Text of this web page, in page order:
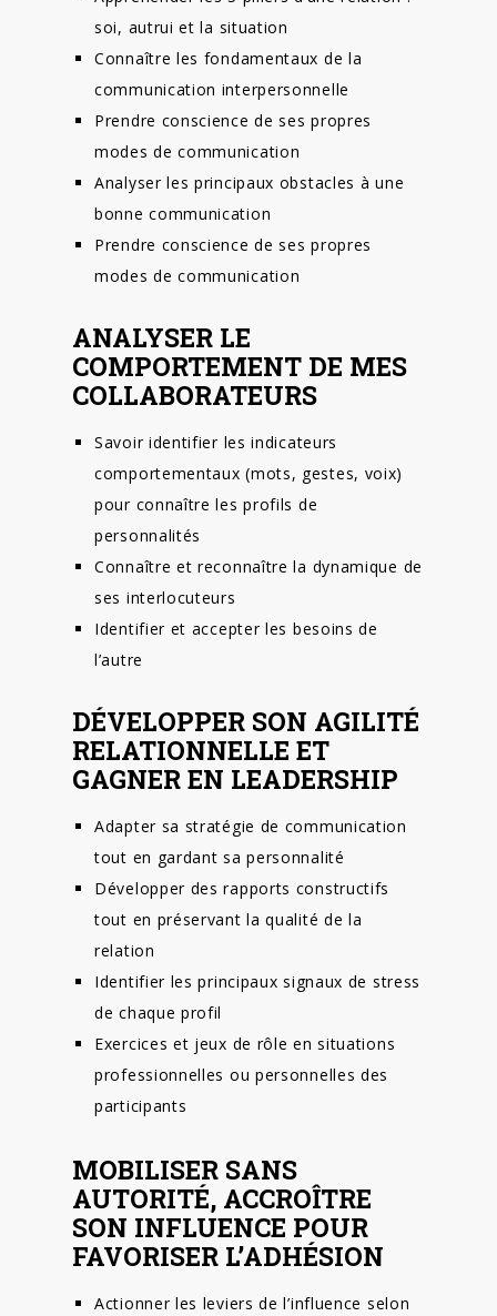
soi, autrui et la situation
Connaître les fondamentaux de la
communication interpersonnelle
Prendre conscience de ses propres
modes de communication
Analyser les principaux obstacles à une
bonne communication
Prendre conscience de ses propres
modes de communication
ANALYSER LE
COMPORTEMENT DE MES
COLLABORATEURS
Savoir identifier les indicateurs
comportementaux (mots, gestes, voix)
pour connaître les profils de
personnalités
Connaître et reconnaître la dynamique de
ses interlocuteurs
Identifier et accepter les besoins de
l’autre
DÉVELOPPER SON AGILITÉ
RELATIONNELLE ET
GAGNER EN LEADERSHIP
Adapter sa stratégie de communication
tout en gardant sa personnalité
Développer des rapports constructifs
tout en préservant la qualité de la
relation
Identifier les principaux signaux de stress
de chaque profil
Exercices et jeux de rôle en situations
professionnelles ou personnelles des
participants
MOBILISER SANS
AUTORITÉ, ACCROÎTRE
SON INFLUENCE POUR
FAVORISER L’ADHÉSION
Actionner les leviers de l’influence selon